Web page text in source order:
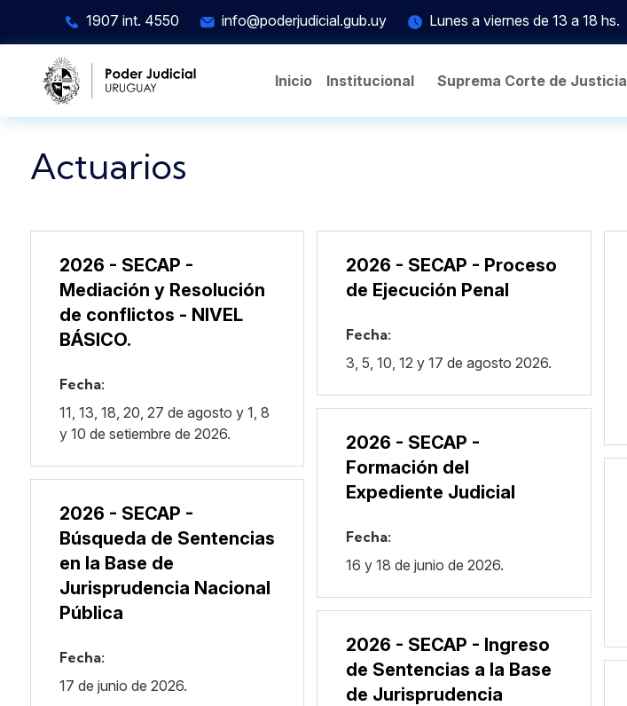
1907 int. 4550 info@poderjudicial.gub.uy Lunes a viernes de 13 a 18 hs.
Inicio Institucional Suprema Corte de Justicia
Actuarios
2026 - SECAP -
Mediación y Resolución
de conflictos - NIVEL
BÁSICO.
Fecha:
11, 13, 18, 20, 27 de agosto y 1, 8
y 10 de setiembre de 2026.
2026 - SECAP - Proceso
de Ejecución Penal
Fecha:
3, 5, 10, 12 y 17 de agosto 2026.
2026 - SECAP -
Búsqueda de Sentencias
en la Base de
Jurisprudencia Nacional
Pública
Fecha:
17 de junio de 2026.
2026 - SECAP -
Formación del
Expediente Judicial
Fecha:
16 y 18 de junio de 2026.
2026 - SECAP - Ingreso
de Sentencias a la Base
de Jurisprudencia